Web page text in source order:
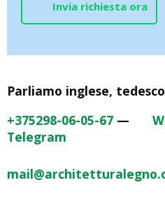
Invia richiesta ora
Parliamo inglese,
+375298-06-05-67 —
Telegram